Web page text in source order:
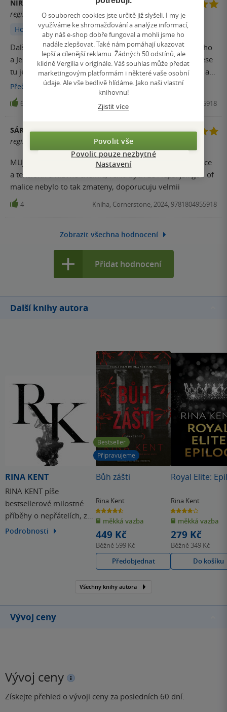
NIRTY
registrovaný uživatel
Hodnoceno z aplikace
Další výborný díl téhle sérky, je to zase trochu něco jiného
a Jeremy je skutečný stalker jak má být... nahánění po lese
tu je hodně :D MMC a FMC jsou silné, zajímavé postavy a
napětí a chemie mezi něma funguje skvěle. Děj vás vtáhne,
nikde se to nevleče, zápletka slušná, ale podobně jako v
GoD of Fury je to taky o léčení traumat. Za dva večery
všechny díly byly bomba!
Přečíst více
6 Kniha, Cornerstone, 2024, 9781804955918
SÁRA NĚMEČKOVÁ
registrovaný uživatel
MUJ FAV DIL Z LEGACY OF GOD, jeremy je fine asf, emoce
a tensionn a hlavne chemie, rekla bych ze i lepsi jak god of
malice nebylo to tak zmateny, doporucuju velmii
4 Kniha, Cornerstone, 2024, 9781804955918
Zobrazit všechna hodnocení
Přidat hodnocení
Další knihy autora
RINA KENT
RINA KENT píše
bestsellerové milostné
příběhy o nepřátelích, z
nichž se stanou milenci.
mozek. Stále však věří, že
romantička, tak jí…
Podrobnosti
Bestseller
Připravujeme
Bůh zášti
Rina Kent
4.6
z
5
hvězdiček
měkká vazba
449 Kč
Běžně 599 Kč
Předobjednat
Royal Elite:
Rina Kent
4.1
z
5
hvězdiček
měkká vazba
279 Kč
Běžně 349 Kč
Do košíku
Všechny knihy autora
Vývoj ceny
Vývoj ceny
Získejte přehled o vývoji ceny za posledních 60 dní.
O souborech cookies jste určitě již slyšeli. I my je
využíváme ke shromažďování a analýze informací,
aby náš e-shop dobře fungoval a mohli jsme ho
nadále zlepšovat. Také nám pomáhají ukazovat
lepší a cílenější reklamu. Žádných 50 odstínů, ale
klidně Vergilia v originále. Váš souhlas může předat
marketingovým platformám i některé vaše osobní
údaje. Ale vše bedlivě hlídáme. Jako naši vlastní
knihovnu!
Zjistit více
Povolit vše
Povolit pouze nezbytné
Nastavení